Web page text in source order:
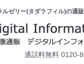
ルゼリー(タダラフィル)の通
通話料無料 0120-